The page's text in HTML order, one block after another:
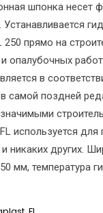
шпонка несет
Устанавливается
прямо на
опалубочных
в
самой поздней
используется для
никаких других.
мм, температура